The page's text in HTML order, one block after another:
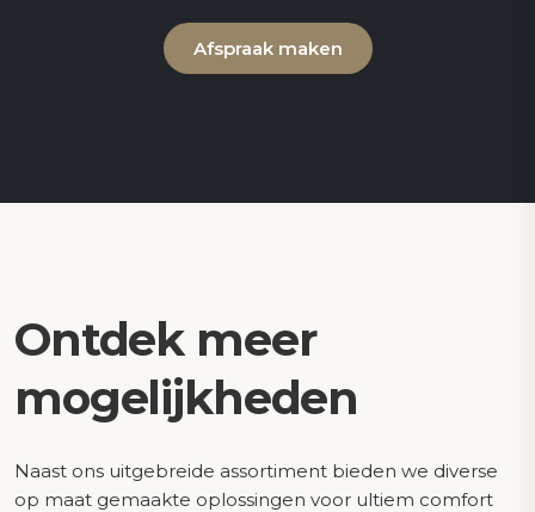
Afspraak maken
Ontdek meer
mogelijkheden
Naast ons uitgebreide assortiment bieden we diverse
op maat gemaakte oplossingen voor ultiem comfort